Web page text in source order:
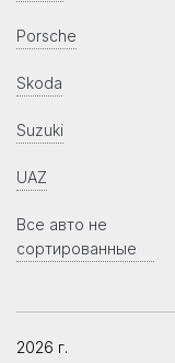
Porsche
Skoda
Suzuki
UAZ
Все авто не
сортированные
2026 г.